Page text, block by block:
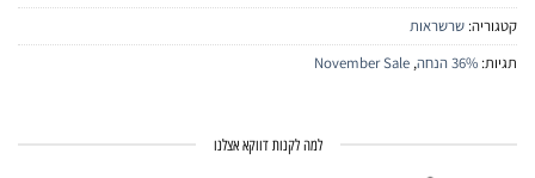
קטגוריה: שרשראות
תגיות: 36% הנחה ,
November Sale
למה לקנות דווקא אצלנו